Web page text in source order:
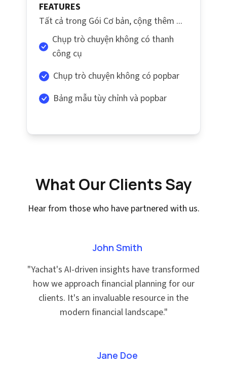
FEATURES
Tất cả trong Gói Cơ bản, cộng thêm ...
Chụp trò chuyện không có thanh
công cụ
Chụp trò chuyện không có popbar
Bảng mẫu tùy chỉnh và popbar
What Our Clients Say
Hear from those who have partnered with us.
John Smith
"Yachat's AI-driven insights have transformed
how we approach financial planning for our
clients. It's an invaluable resource in the
modern financial landscape."
Jane Doe